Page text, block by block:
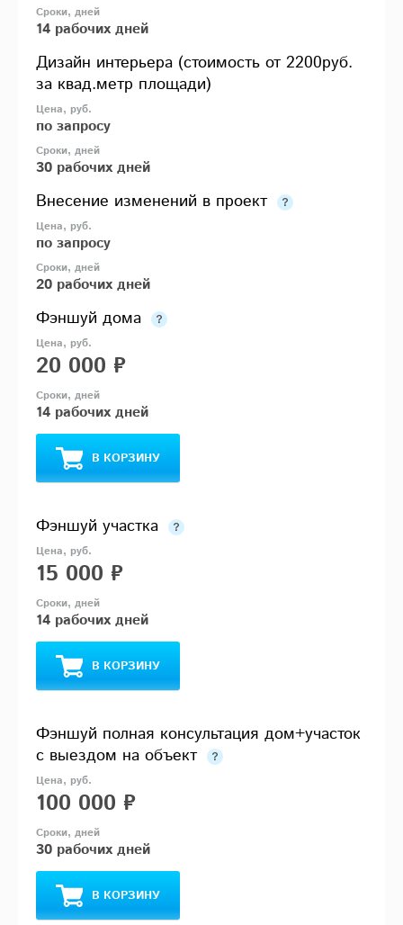
14 рабочих дней
Дизайн интерьера (стоимость от 2200руб.
за квад.метр площади)
по запросу
30 рабочих дней
Внесение изменений в проект
по запросу
20 рабочих дней
Фэншуй дома
20 000 ₽
14 рабочих дней
В КОРЗИНУ
Фэншуй участка
15 000 ₽
14 рабочих дней
В КОРЗИНУ
Фэншуй полная консультация дом+участок
с выездом на объект
100 000 ₽
30 рабочих дней
В КОРЗИНУ